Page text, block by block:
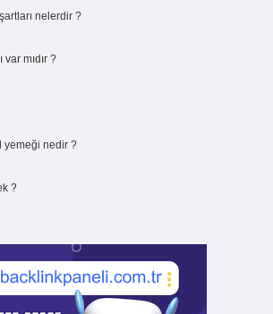
nelerdir ?
var mıdır ?
yemeği nedir ?
?